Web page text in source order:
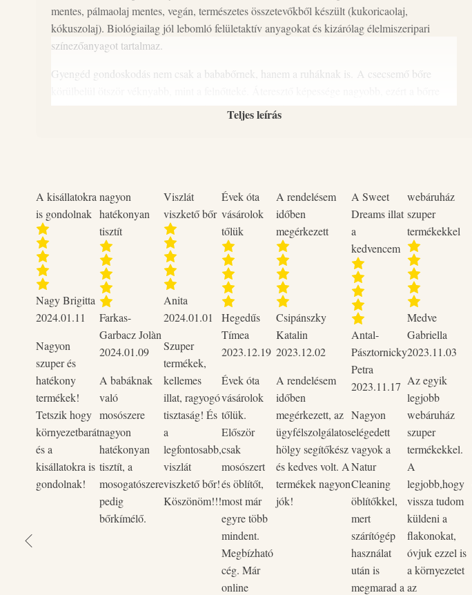
mentes, pálmaolaj mentes, vegán, természetes összetevőkből készült (kukoricaolaj,
kókuszolaj). Biológiailag jól lebomló felületaktív anyagokat és kizárólag élelmiszeripari
színezőanyagot tartalmaz.
Gyengéd gondoskodás nem csak a bababőrnek, hanem a ruháknak is. A csecsemő bőre
kerülő vegyi anyagok könnyebben felszívódnak, és a bőr mélyebb rétegeibe kerülnek. A
CSEPKE baby termékcsalád fejlesztése során ezeket a szempontokat vettük figyelembe.
marad tisztítószer a ruhában. Kímélő a textíliához. Bambusz pelenkák mosásához is
megfelelő. Biztonságos használat már újszülött kortól.
Az újszülöttek ruháinak mosásához a 0+ jellel ellátott allergénmentes és illatmentes
Csepke Baby mosógélt és öblítőt javasoljuk.
Ha szeretne illatos mosószert használni, 3 hónapos kortól javasoljuk a szintén
allergénmentes, illóolajokkal illatosított 3+ jellel ellátott Csepke Baby termékeket.
Teljes leírás
A kisállatokra
is gondolnak
Nagy Brigitta
2024.01.11
Nagyon
szuper és
hatékony
termékek!
Tetszik hogy
környezetbarát
és a
kisállatokra is
gondolnak!
nagyon
hatékonyan
tisztít
Farkas-
Garbacz Jolàn
2024.01.09
A babáknak
való
mosószere
nagyon
hatékonyan
tisztít, a
mosogatószere
pedig
bőrkímélő.
Viszlát
viszkető bőr
Anita
2024.01.01
Szuper
termékek,
kellemes
illat, ragyogó
tisztaság! És
a
legfontosabb,
viszlát
viszkető bőr!
Köszönöm!!!
Évek óta
vásárolok
tőlük
Hegedűs
Tímea
2023.12.19
Évek óta
vásárolok
tőlük.
Először
csak
mosószert
és öblítőt,
most már
egyre több
mindent.
Megbízható
cég. Már
online
A rendelésem
időben
megérkezett
Csipánszky
Katalin
2023.12.02
A rendelésem
időben
megérkezett, az
ügyfélszolgálatos
hölgy segítőkész
és kedves volt. A
termékek nagyon
jók!
A Sweet
Dreams illat
a
kedvencem
Antal-
Pásztornicky
Petra
2023.11.17
Nagyon
elégedett
vagyok a
Natur
Cleaning
öblítőkkel,
mert
szárítógép
használat
után is
megmarad a
webáruház
szuper
termékekkel
Medve
Gabriella
2023.11.03
Az egyik
legjobb
webáruház
szuper
termékekkel.
A
legjobb,hogy
vissza tudom
küldeni a
flakonokat,
óvjuk ezzel is
a környezetet
az